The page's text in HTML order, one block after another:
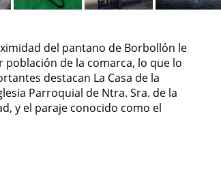
del pantano de Borbollón le
población de la comarca, lo que lo
destacan La Casa de la
Parroquial de Ntra. Sra. de la
y el paraje conocido como el